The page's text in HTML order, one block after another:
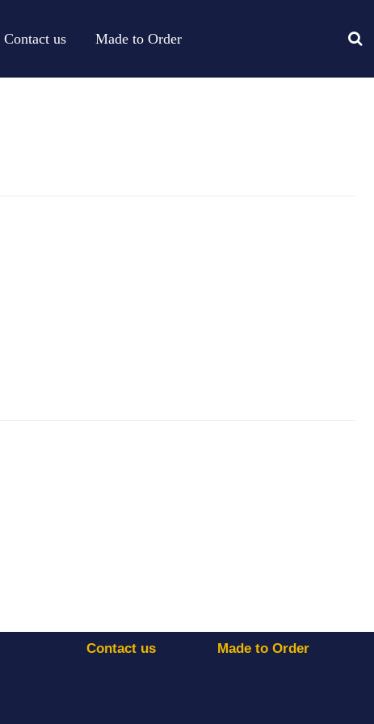
Contact us Made to Order
Contact us Made to Order